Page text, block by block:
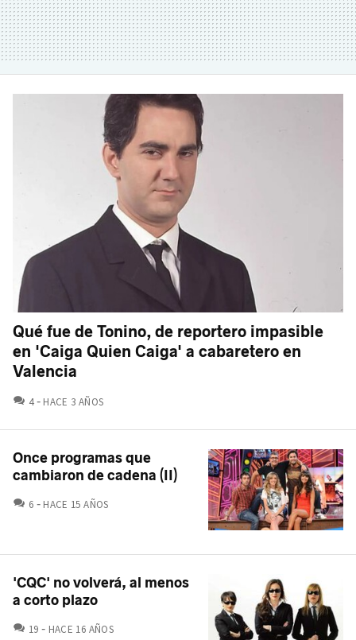
Qué fue de Tonino, de reportero impasible
en 'Caiga Quien Caiga' a cabaretero en
Valencia
4 COMENTARIOS
HACE 3 AÑOS
Once programas que
cambiaron de cadena (II)
6 COMENTARIOS
HACE 15 AÑOS
'CQC' no volverá, al menos
a corto plazo
19 COMENTARIOS
HACE 16 AÑOS